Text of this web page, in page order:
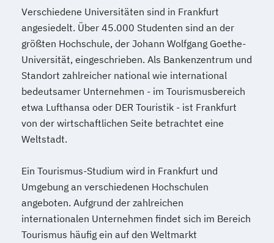
Verschiedene Universitäten sind in Frankfurt
angesiedelt. Über 45.000 Studenten sind an der
größten Hochschule, der Johann Wolfgang Goethe-
Universität, eingeschrieben. Als Bankenzentrum und
Standort zahlreicher national wie international
bedeutsamer Unternehmen - im Tourismusbereich
etwa Lufthansa oder DER Touristik - ist Frankfurt
von der wirtschaftlichen Seite betrachtet eine
Weltstadt.
Ein Tourismus-Studium wird in Frankfurt und
Umgebung an verschiedenen Hochschulen
angeboten. Aufgrund der zahlreichen
internationalen Unternehmen findet sich im Bereich
Tourismus häufig ein auf den Weltmarkt